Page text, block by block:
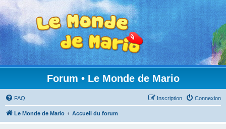
Forum • Le Monde de Mario
FAQ Connexion
Inscription
Le Monde de Mario Accueil du forum